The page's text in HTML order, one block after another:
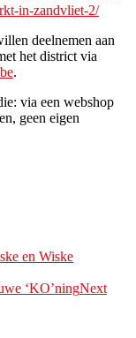
in-zandvliet-2/
deelnemen aan
het district via
.
via een webshop
geen eigen
en Wiske
‘KO’ningNext